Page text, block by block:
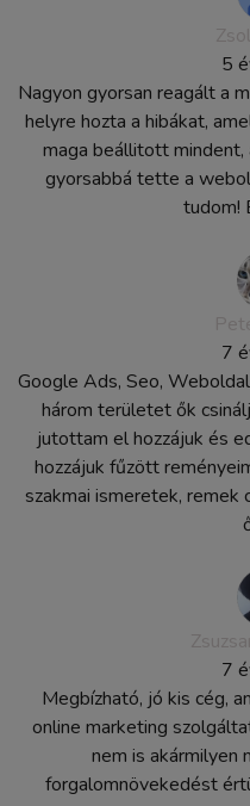
5
Nagyon gyorsan reagált a
helyre hozta a hibákat,
maga beállitott mindent,
gyorsabbá tette a
tudom!
7
Google Ads, Seo,
három területet ők
jutottam el hozzájuk és
hozzájuk fűzött
szakmai ismeretek, remek
7
Megbízható, jó kis cég,
online marketing
nem is akármilyen
forgalomnövekedést